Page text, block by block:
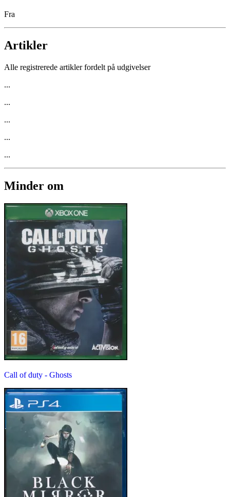
Fra
Artikler
Alle registrerede artikler fordelt på udgivelser
...
...
...
...
...
Minder om
Call of duty - Ghosts